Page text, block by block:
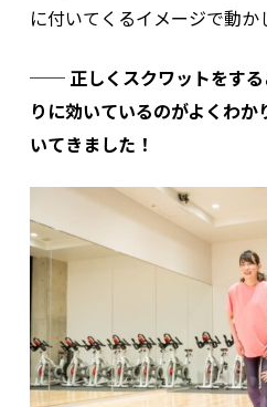
に付いてくるイメージで動か
── 正しくスクワットをする
りに効いているのがよくわ
いてきました！